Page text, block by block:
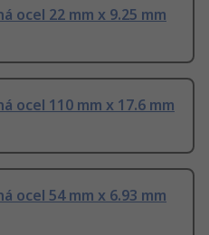
ocel 22 mm x 9.25 mm
ocel 110 mm x 17.6 mm
ocel 54 mm x 6.93 mm